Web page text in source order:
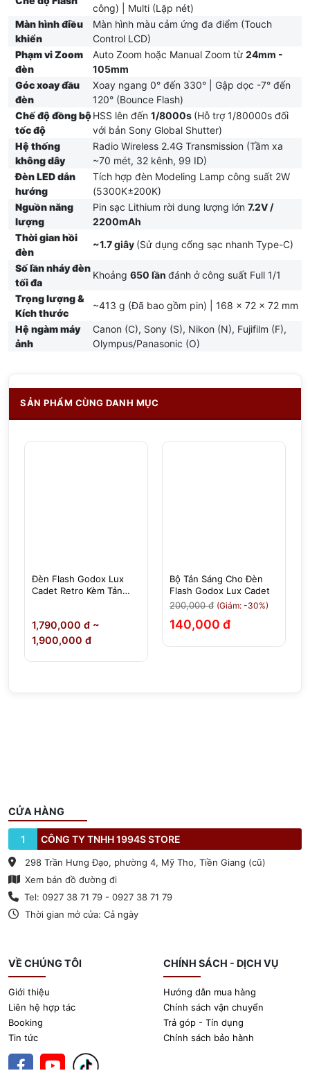
công) | Multi (Lặp nét)
Màn hình điều
khiển
Màn hình màu cảm ứng đa điểm (Touch
Control LCD)
Phạm vi Zoom
đèn
Auto Zoom hoặc Manual Zoom từ 24mm -
105mm
Góc xoay đầu
đèn
Xoay ngang 0° đến 330° | Gập dọc -7° đến
120° (Bounce Flash)
Chế độ đồng bộ
tốc độ
HSS lên đến 1/8000s (Hỗ trợ 1/80000s đối
với bản Sony Global Shutter)
Hệ thống
không dây
Radio Wireless 2.4G Transmission (Tầm xa
~70 mét, 32 kênh, 99 ID)
Đèn LED dẫn
hướng
Tích hợp đèn Modeling Lamp công suất 2W
(5300K±200K)
Nguồn năng
lượng
Pin sạc Lithium rời dung lượng lớn 7.2V /
2200mAh
Thời gian hồi
đèn
~1.7 giây (Sử dụng cổng sạc nhanh Type-C)
Số lần nháy đèn
tối đa
Khoảng 650 lần đánh ở công suất Full 1/1
Trọng lượng &
Kích thước
~413 g (Đã bao gồm pin) | 168 x 72 x 72 mm
Hệ ngàm máy
ảnh
Canon (C), Sony (S), Nikon (N), Fujifilm (F),
Olympus/Panasonic (O)
SẢN PHẨM CÙNG DANH MỤC
Đèn Flash Godox Lux
Cadet Retro Kèm Tản
1,790,000 đ ~
1,900,000 đ
Bộ Tản Sáng Cho Đèn
Flash Godox Lux Cadet
200,000 đ (Giảm: -30%)
140,000 đ
CỬA HÀNG
1 CÔNG TY TNHH 1994S STORE
298 Trần Hưng Đạo, phường 4, Mỹ Tho, Tiền Giang (cũ)
Xem bản đồ đường đi
Tel: 0927 38 71 79 - 0927 38 71 79
Thời gian mở cửa: Cả ngày
VỀ CHÚNG TÔI
Giới thiệu
Liên hệ hợp tác
Booking
Tin tức
CHÍNH SÁCH - DỊCH VỤ
Hướng dẫn mua hàng
Chính sách vận chuyển
Trả góp - Tín dụng
Chính sách bảo hành